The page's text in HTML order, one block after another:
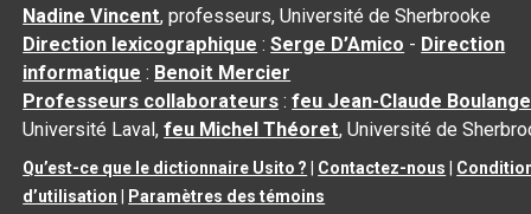
Nadine Vincent, professeurs, Université de Sherbrooke
Direction lexicographique :Serge D’Amico - Direction
informatique : Benoit Mercier
Professeurs collaborateurs :feu Jean-Claude
Université Laval,feu Michel Théoret, Université de
Qu’est-ce que le dictionnaire Usito ? Contactez-nous
d’utilisation
Paramètres des témoins